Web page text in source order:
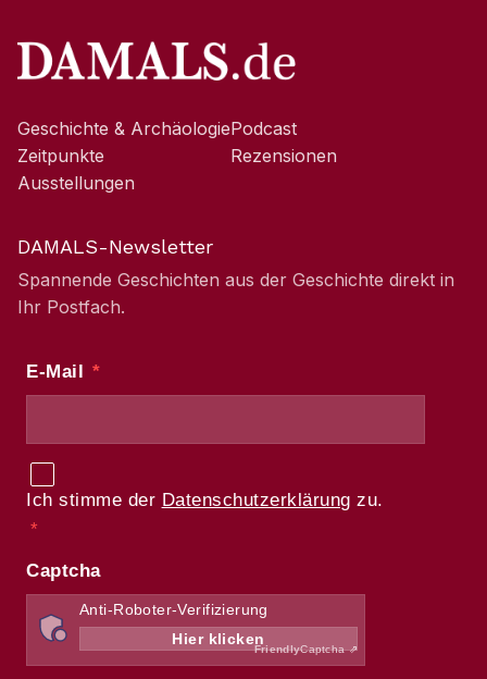
Geschichte & Archäologie
Zeitpunkte
Ausstellungen
Podcast
Rezensionen
DAMALS-Newsletter
Spannende Geschichten aus der Geschichte direkt in
Ihr Postfach.